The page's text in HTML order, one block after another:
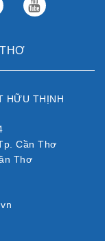
HỮU THỊNH
Cần Thơ
Thơ